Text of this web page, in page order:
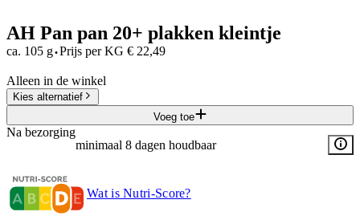
AH Pan pan 20+ plakken kleintje
ca. 105 g·Prijs per KG € 22,49
Alleen in de winkel
Kies alternatief
Voeg toe
Na bezorging
minimaal 8 dagen houdbaar
Wat is Nutri-Score?